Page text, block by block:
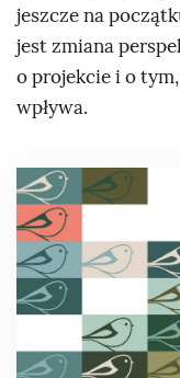
jeszcze na
jest zmiana
o projekcie i o
wpływa.